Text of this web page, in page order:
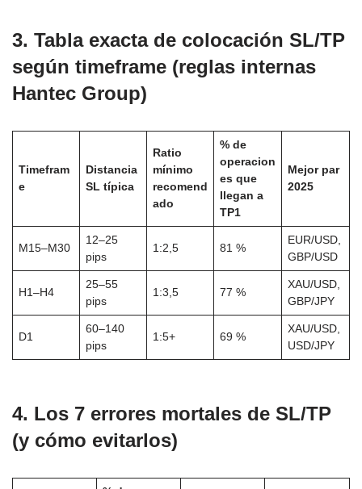
3. Tabla exacta de colocación SL/TP
según timeframe (reglas internas
Hantec Group)
Timefram
e
Distancia
SL típica
Ratio
mínimo
recomend
ado
% de
operacion
es que
llegan a
TP1
Mejor par
2025
M15–M30
12–25
pips
1:2,5 81 %
EUR/USD,
GBP/USD
H1–H4
25–55
pips
1:3,5 77 %
XAU/USD,
GBP/JPY
D1
60–140
pips
1:5+ 69 %
XAU/USD,
USD/JPY
4. Los 7 errores mortales de SL/TP
(y cómo evitarlos)